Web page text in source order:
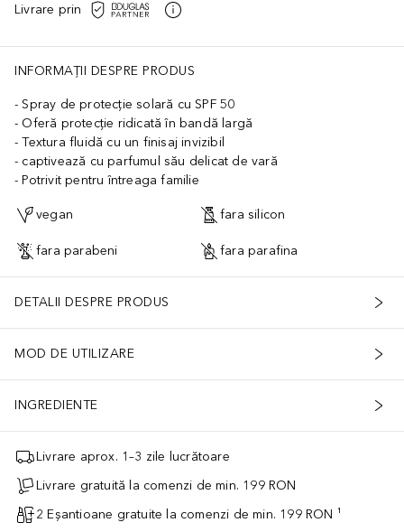
Livrare prin
INFORMAȚII DESPRE PRODUS
Spray de protecție solară cu SPF 50
Oferă protecție ridicată în bandă largă
Textura fluidă cu un finisaj invizibil
captivează cu parfumul său delicat de vară
Potrivit pentru întreaga familie
vegan fara silicon
fara parabeni fara parafina
DETALII DESPRE PRODUS
MOD DE UTILIZARE
INGREDIENTE
Livrare aprox. 1–3 zile lucrătoare
Livrare gratuită la comenzi de min. 199 RON
2 Eșantioane gratuite la comenzi de min. 199 RON ¹